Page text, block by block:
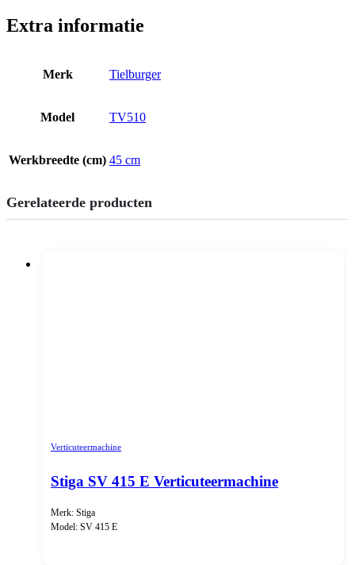
Extra informatie
Merk Tielburger
Model TV510
Werkbreedte (cm) 45 cm
Gerelateerde producten
Verticuteermachine
Stiga SV 415 E Verticuteermachine
Merk: Stiga
Model: SV 415 E